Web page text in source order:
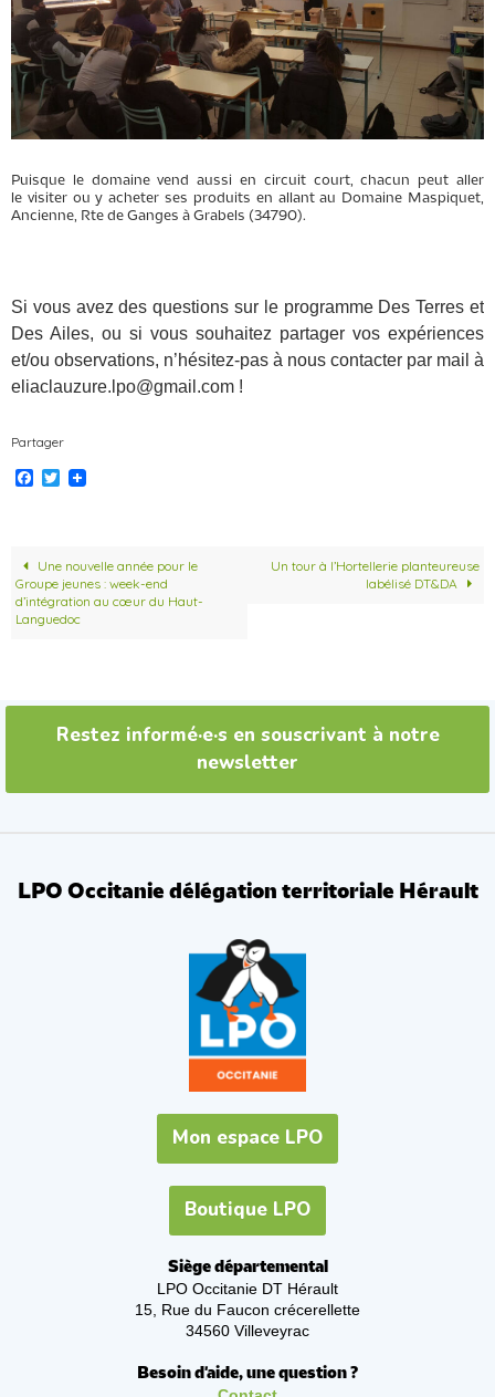
Puisque le domaine vend aussi en circuit court, chacun peut aller
le visiter ou y acheter ses produits en al lant au Domaine
Maspiquet,
Ancienne, Rte de Ganges à Grabels (34790).
Si vous avez des questions sur le programme Des Terres et
Des Ailes, ou si vous souhaitez partager vos expériences
et/ou observations, n’hésitez-pas à nous contacter par mail à
eliaclauzure.lpo@gmail.com !
Partager
F
o
o
k
T
e
r
Une nouvelle année pour le
Groupe jeunes : week-end
d’intégration au cœur du Haut-
Languedoc
Un tour à l’Hortellerie planteureuse
labélisé DT&DA
Restez informé·e·s en souscrivant à notre
newsletter
LPO Occitanie délégation territoriale Hérault
Mon espace LPO
Boutique LPO
Siège départemental
LPO Occitanie DT Hérault
15, Rue du Faucon crécerellette
34560 Villeveyrac
Besoin d'aide, une question ?